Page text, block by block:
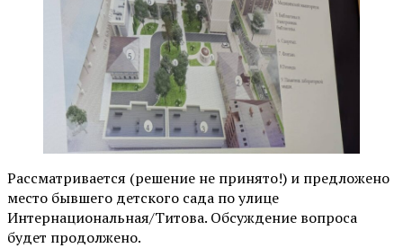
Рассматривается (решение не принято!) и предложено
место бывшего детского сада по улице
Интернациональная/Титова. Обсуждение вопроса
будет продолжено.